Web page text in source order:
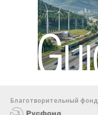
Благотворительный фонд